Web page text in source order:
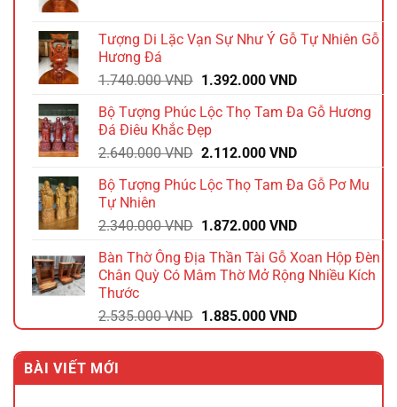
1.980.000 VND.là:
Tượng Di Lặc Vạn Sự Như Ý Gỗ Tự Nhiên Gỗ
Hương Đá
1.740.000VND Giá
là:
1.740.000 VND.
1.392.000 VNDGiá
tại
1.392.000 VND.
Bộ Tượng Phúc Lộc Thọ Tam Đa Gỗ Hương
Đá Điêu Khắc Đẹp
2.640.000VND Giá
là:
2.112.000 VNDGiá
tại
2.112.000 VND.
Bộ Tượng Phúc Lộc Thọ Tam Đa Gỗ Pơ Mu
Tự Nhiên
2.340.000VND Giá
là:
2.340.000 VND.
1.872.000 VNDGiá
tại
là:
Bàn Thờ Ông Địa Thần Tài Gỗ Xoan Hộp Đèn
Chân Quỳ Có Mâm Thờ Mở Rộng Nhiều Kích
Thước
2.535.000VND Giá
gốc
là:
1.885.000 VNDGiá
hiện
tại
1.885.000 VND.
BÀI VIẾT MỚI